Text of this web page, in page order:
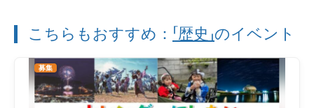
こちらもおすすめ： 「歴史」のイベント
募集